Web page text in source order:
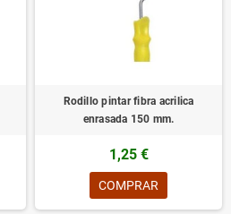
Rodillo pintar fibra acrilica
enrasada 150 mm.
1,25 €
COMPRAR